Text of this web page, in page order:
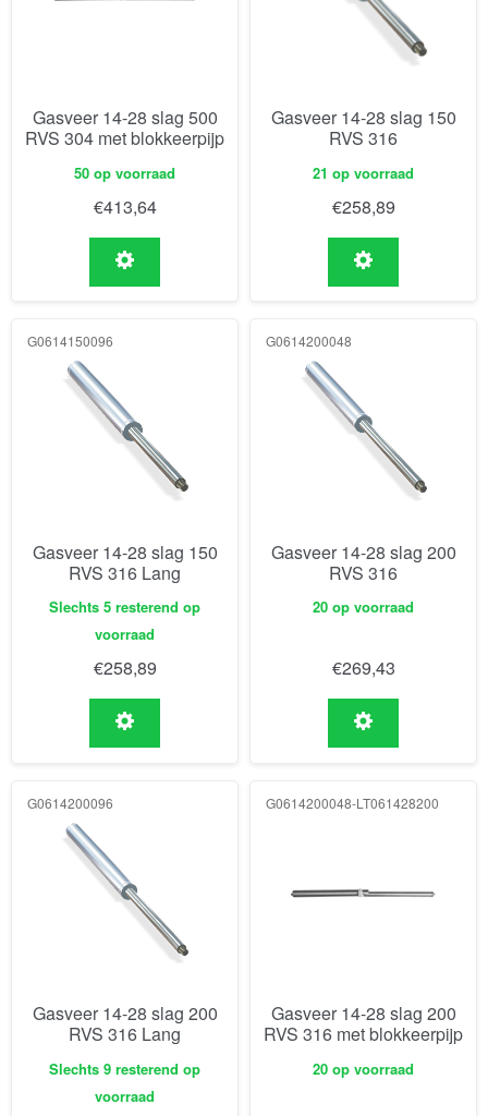
Gasveer 14-28 slag 500
RVS 304 met blokkeerpijp
50 op voorraad
€413,64
Gasveer 14-28 slag 150
RVS 316
21 op voorraad
€258,89
G0614150096
Gasveer 14-28 slag 150
RVS 316 Lang
Slechts 5 resterend op
voorraad
€258,89
G0614200048
Gasveer 14-28 slag 200
RVS 316
20 op voorraad
€269,43
G0614200096
Gasveer 14-28 slag 200
RVS 316 Lang
Slechts 9 resterend op
voorraad
G0614200048-LT061428200
Gasveer 14-28 slag 200
RVS 316 met blokkeerpijp
20 op voorraad